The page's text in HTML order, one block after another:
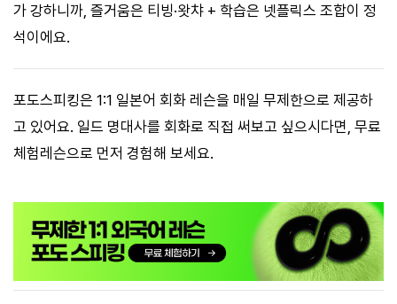
가 강하니까, 즐거움은 티빙·왓챠 + 학습은 넷플릭스 조합이 정
석이에요.
포도스피킹은 1:1 일본어 회화 레슨을 매일 무제한으로 제공하
고 있어요. 일드 명대사를 회화로 직접 써보고 싶으시다면, 무료
체험레슨으로 먼저 경험해 보세요.